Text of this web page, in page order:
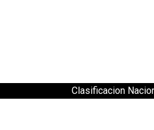
Clasificacion